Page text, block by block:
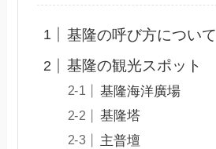
基隆の呼び方について
基隆の観光スポット
基隆海洋廣場
基隆塔
主普壇